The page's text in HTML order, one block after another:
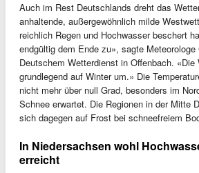
Auch im Rest Deutschlands dreht das
anhaltende, außergewöhnlich milde
reichlich Regen und Hochwasser beschert
endgültig dem Ende zu», sagte
Deutschem Wetterdienst in Offenbach.
grundlegend auf Winter um.» Die
nicht mehr über null Grad, besonders im
Schnee erwartet. Die Regionen in der Mitte
sich dagegen auf Frost bei schneefreiem
In Niedersachsen wohl
erreicht